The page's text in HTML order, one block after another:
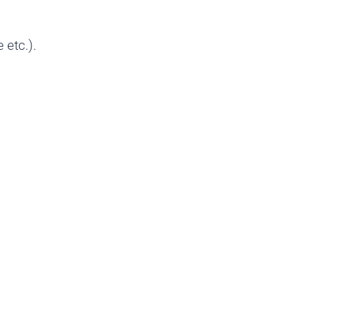
etc.).